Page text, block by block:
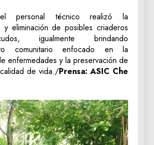
el personal técnico realizó la
y eliminación de posibles criaderos
igualmente brindando
comunitario enfocado en la
enfermedades y la preservación de
de vida./Prensa: ASIC Che